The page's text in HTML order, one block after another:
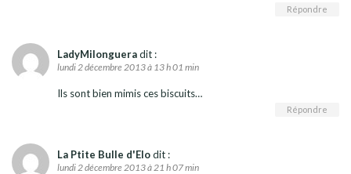
Répondre
LadyMilongueradit :
lundi 2 décembre 2013 à 13 h 01 min
Ils sont bien mimis ces biscuits…
Répondre
La Ptite Bulle d'Elodit :
lundi 2 décembre 2013 à 21 h 07 min